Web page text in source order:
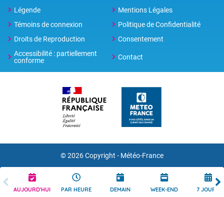
AUJOURD'HUI PAR HEURE DEMAIN WEEK-END 7 JOURS
Légende
Mentions Légales
Témoins de connexion
Politique de Confidentialité
Droits de Reproduction
Consentement
Accessibilité : partiellement
conforme
Contact
© 2026 Copyright - Météo-France